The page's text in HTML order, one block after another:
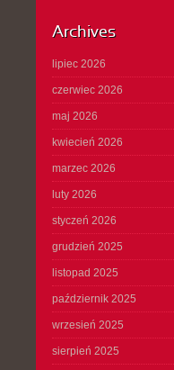
Archives
lipiec 2026
czerwiec 2026
maj 2026
kwiecień 2026
marzec 2026
luty 2026
styczeń 2026
grudzień 2025
listopad 2025
październik 2025
wrzesień 2025
sierpień 2025